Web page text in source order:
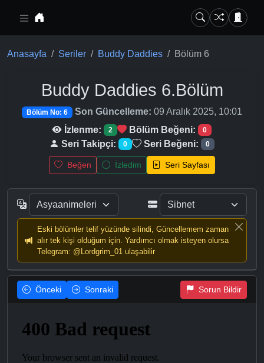
Anasayfa Seriler Buddy Daddies Bölüm 6
Buddy Daddies 6.Bölüm
Bölüm No: 6 Son Güncelleme: 09 Aralık 2025, 10:01
İzlenme:
2 Bölüm Beğeni: 0
Seri Takipçi: 0 Seri Beğeni: 0
Beğen İzledim Seri Sayfası
Eski bölümler telif yüzünde silindi, Güncellemem zaman
alır tek kişi olduğum için. Yardımcı olmak isteyen olursa
Telegram: @Lordgrim_01 ulaşabilir
Önceki Sonraki Sorun Bildir